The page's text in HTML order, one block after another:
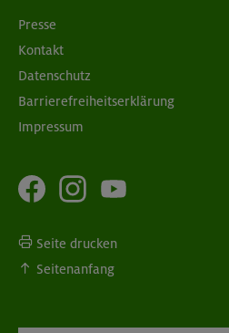
Presse
Kontakt
Datenschutz
Barrierefreiheitserklärung
Impressum
Seite drucken
Seitenanfang